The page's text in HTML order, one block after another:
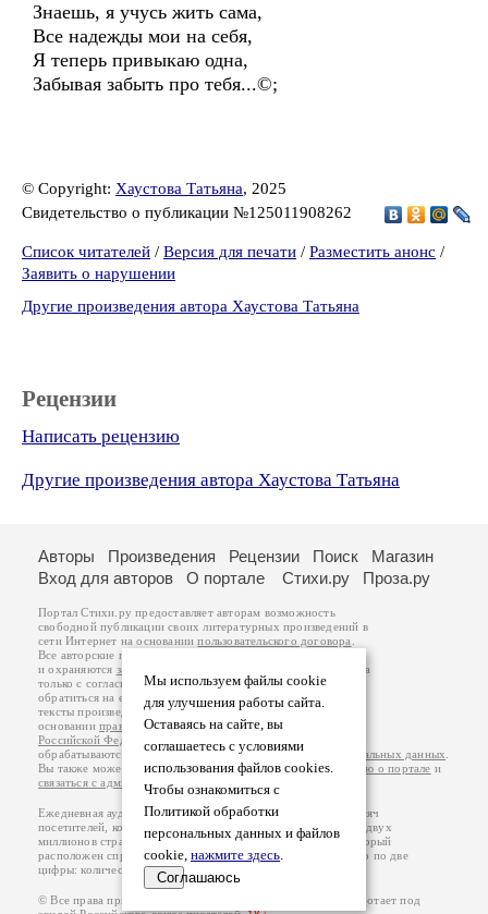
Знаешь, я учусь жить сама,
Все надежды мои на себя,
Я теперь привыкаю одна,
Забывая забыть про тебя...©;
© Copyright: Хаустова Татьяна, 2025
Свидетельство о публикации №125011908262
Список читателей / Версия для печати / Разместить анонс /
Заявить о нарушении
Другие произведения автора Хаустова Татьяна
Рецензии
Написать рецензию
Другие произведения автора Хаустова Татьяна
Мы используем файлы cookie
для улучшения работы сайта.
Оставаясь на сайте, вы
соглашаетесь с условиями
использования файлов cookies.
Чтобы ознакомиться с
Политикой обработки
персональных данных и файлов
cookie, нажмите здесь.
Соглашаюсь
Авторы Произведения Рецензии Поиск
Магазин
Вход для авторов
О портале Стихи.ру Проза.ру
Портал Стихи.ру предоставляет авторам возможность
свободной публикации своих литературных произведений в
сети Интернет на основаниипользовательского договора
Все авторские права на произведения принадлежат авторам
и охраняются законом
. Перепечатка произведений возможна
только с согласия его автора, к которому вы можете
обратиться на его авторской странице. Ответственность за
тексты произведений авторы несут самостоятельно на
основанииправил публикацииизаконодательства
Российской Федерации
обрабатываются на основанииПолитики обработки персональных данных
Вы также можете посмотреть более подробнуюинформацию о портале и
связаться с администрацией
Ежедневная аудитория портала Стихи.ру – порядка 200 тысяч
посетителей, которые в общей сумме просматривают более двух
миллионов страниц по данным счетчика посещаемости, который
расположен справа от этого текста. В каждой графе указано по две
цифры: количество просмотров и количество посетителей.
© Все права принадлежат авторам, 2000-2026. Портал работает под